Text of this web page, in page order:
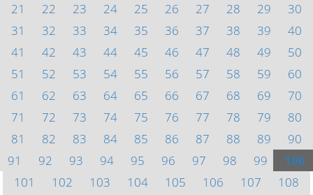
21
22 23 24 25 26 27 28 29
30
31
32 33 34 35 36 37 38 39
40
41
42 43 44 45 46 47 48 49
50
51
52 53 54 55 56 57 58 59
60
61
62 63 64 65 66 67 68 69
70
71
72 73 74 75 76 77 78 79
80
81
82 83 84 85 86 87 88 89
90
91
92 93 94 95 96 97 98 99
100
101
102 103 104 105 106 107
108